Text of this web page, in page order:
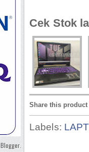
Cek Stok
Share this product
Labels:
Blogger.